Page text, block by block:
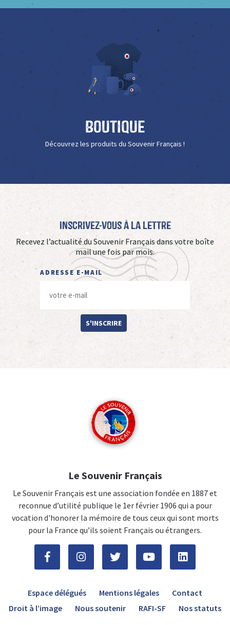
Boutique
Découvrez les produits du Souvenir Français !
Inscrivez-vous à La Lettre
Recevez l’actualité du Souvenir Français dans votre boîte
mail une fois par mois.
ADRESSE E-MAIL
S'INSCRIRE
Le Souvenir Français
Le Souvenir Français est une association fondée en 1887 et
reconnue d’utilité publique le 1er février 1906 qui a pour
vocation d'honorer la mémoire de tous ceux qui sont morts
pour la France qu’ils soient Français ou étrangers.
Espace délégués Mentions légales
Contact
Droit à l’image
Nous soutenir RAFI-SF Nos statuts